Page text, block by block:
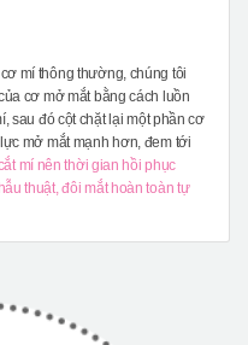
mí thông thường, chúng tôi
cơ mở mắt bằng cách luồn
sau đó cột chặt lại một phần cơ
mở mắt mạnh hơn, đem tới
mí nên thời gian hồi phục
thuật, đôi mắt hoàn toàn tự